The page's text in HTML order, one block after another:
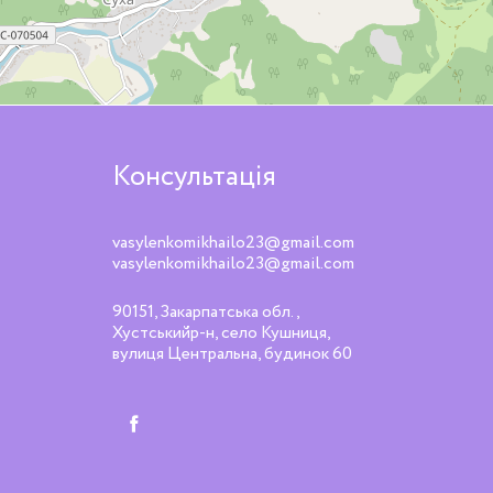
Консультація
vasylenkomikhailo23@gmail.com
vasylenkomikhailo23@gmail.com
90151, Закарпатська обл.,
Хустськийр-н, село Кушниця,
вулиця Центральна, будинок 60